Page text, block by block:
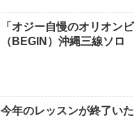
「オジー自慢のオリオンビ
（BEGIN）沖縄三線ソロ
今年のレッスンが終了いた